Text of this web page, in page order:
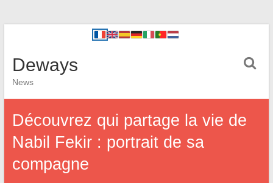
Deways
News
Découvrez qui partage la vie de
Nabil Fekir : portrait de sa
compagne